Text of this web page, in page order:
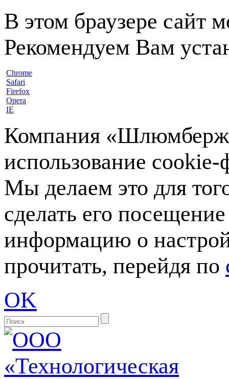
В этом браузере сайт
Рекомендуем Вам
Chrome
Safari
Firefox
Opera
IE
Компания
использование
Мы делаем это для
сделать его
информацию о
прочитать, перейдя по
OK